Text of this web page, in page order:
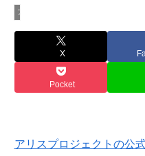
アリスプロジェクト
X
Pocket
アリスプロジェクトの公